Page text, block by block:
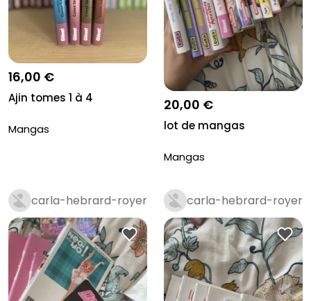
16,00 €
Ajin tomes 1 à 4
Mangas
20,00 €
lot de mangas
Mangas
carla-hebrard-royer carla-hebrard-royer